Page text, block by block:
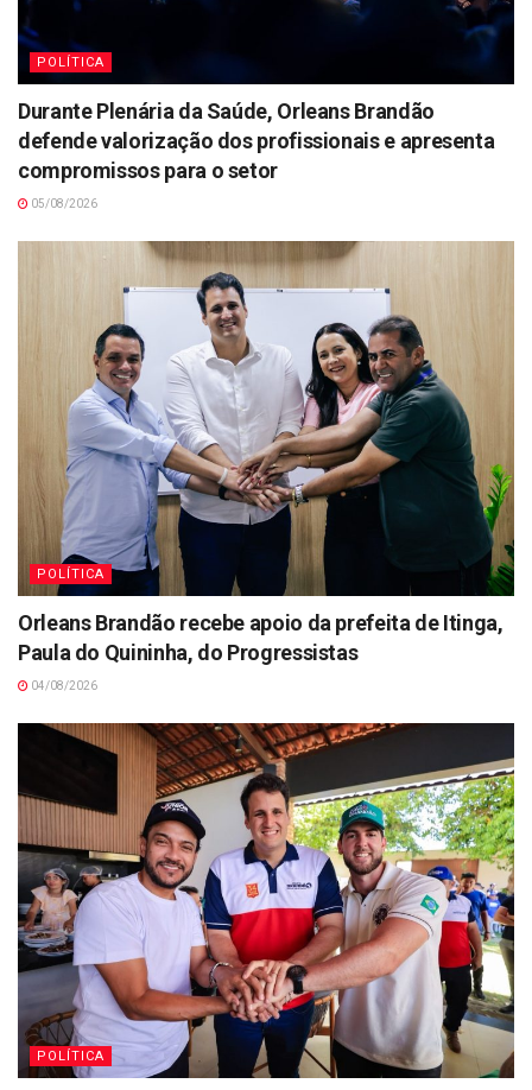
POLÍTICA
Durante Plenária da Saúde, Orleans Brandão
defende valorização dos profissionais e apresenta
compromissos para o setor
05/08/2026
POLÍTICA
Orleans Brandão recebe apoio da prefeita de Itinga,
Paula do Quininha, do Progressistas
04/08/2026
POLÍTICA